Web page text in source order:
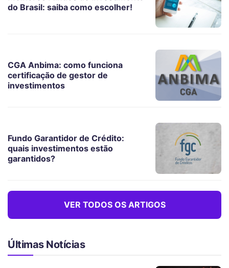
do Brasil: saiba como escolher!
CGA Anbima: como funciona
certificação de gestor de
investimentos
Fundo Garantidor de Crédito:
quais investimentos estão
garantidos?
VER TODOS OS ARTIGOS
Últimas Notícias